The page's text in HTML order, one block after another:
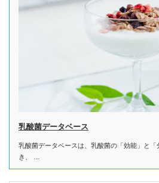
乳酸菌データベース
乳酸菌データベースは、乳酸菌の「効能」と
き、 …